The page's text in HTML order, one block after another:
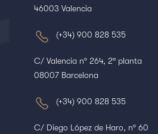
46003 Valencia
(+34) 900 828 535
C/ Valencia nº 264, 2ª planta
08007 Barcelona
(+34) 900 828 535
C/ Diego López de Haro, nº 60